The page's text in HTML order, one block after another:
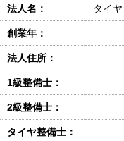
法人名： タイ
創業年：
法人住所：
1級整備士：
2級整備士：
タイヤ整備士：